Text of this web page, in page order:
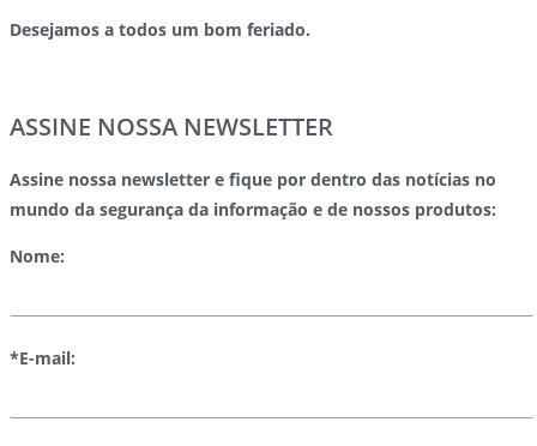
Desejamos a todos um bom feriado.
ASSINE NOSSA NEWSLETTER
Assine nossa newsletter e fique por dentro das notícias no
mundo da segurança da informação e de nossos produtos:
Nome:
*E-mail: